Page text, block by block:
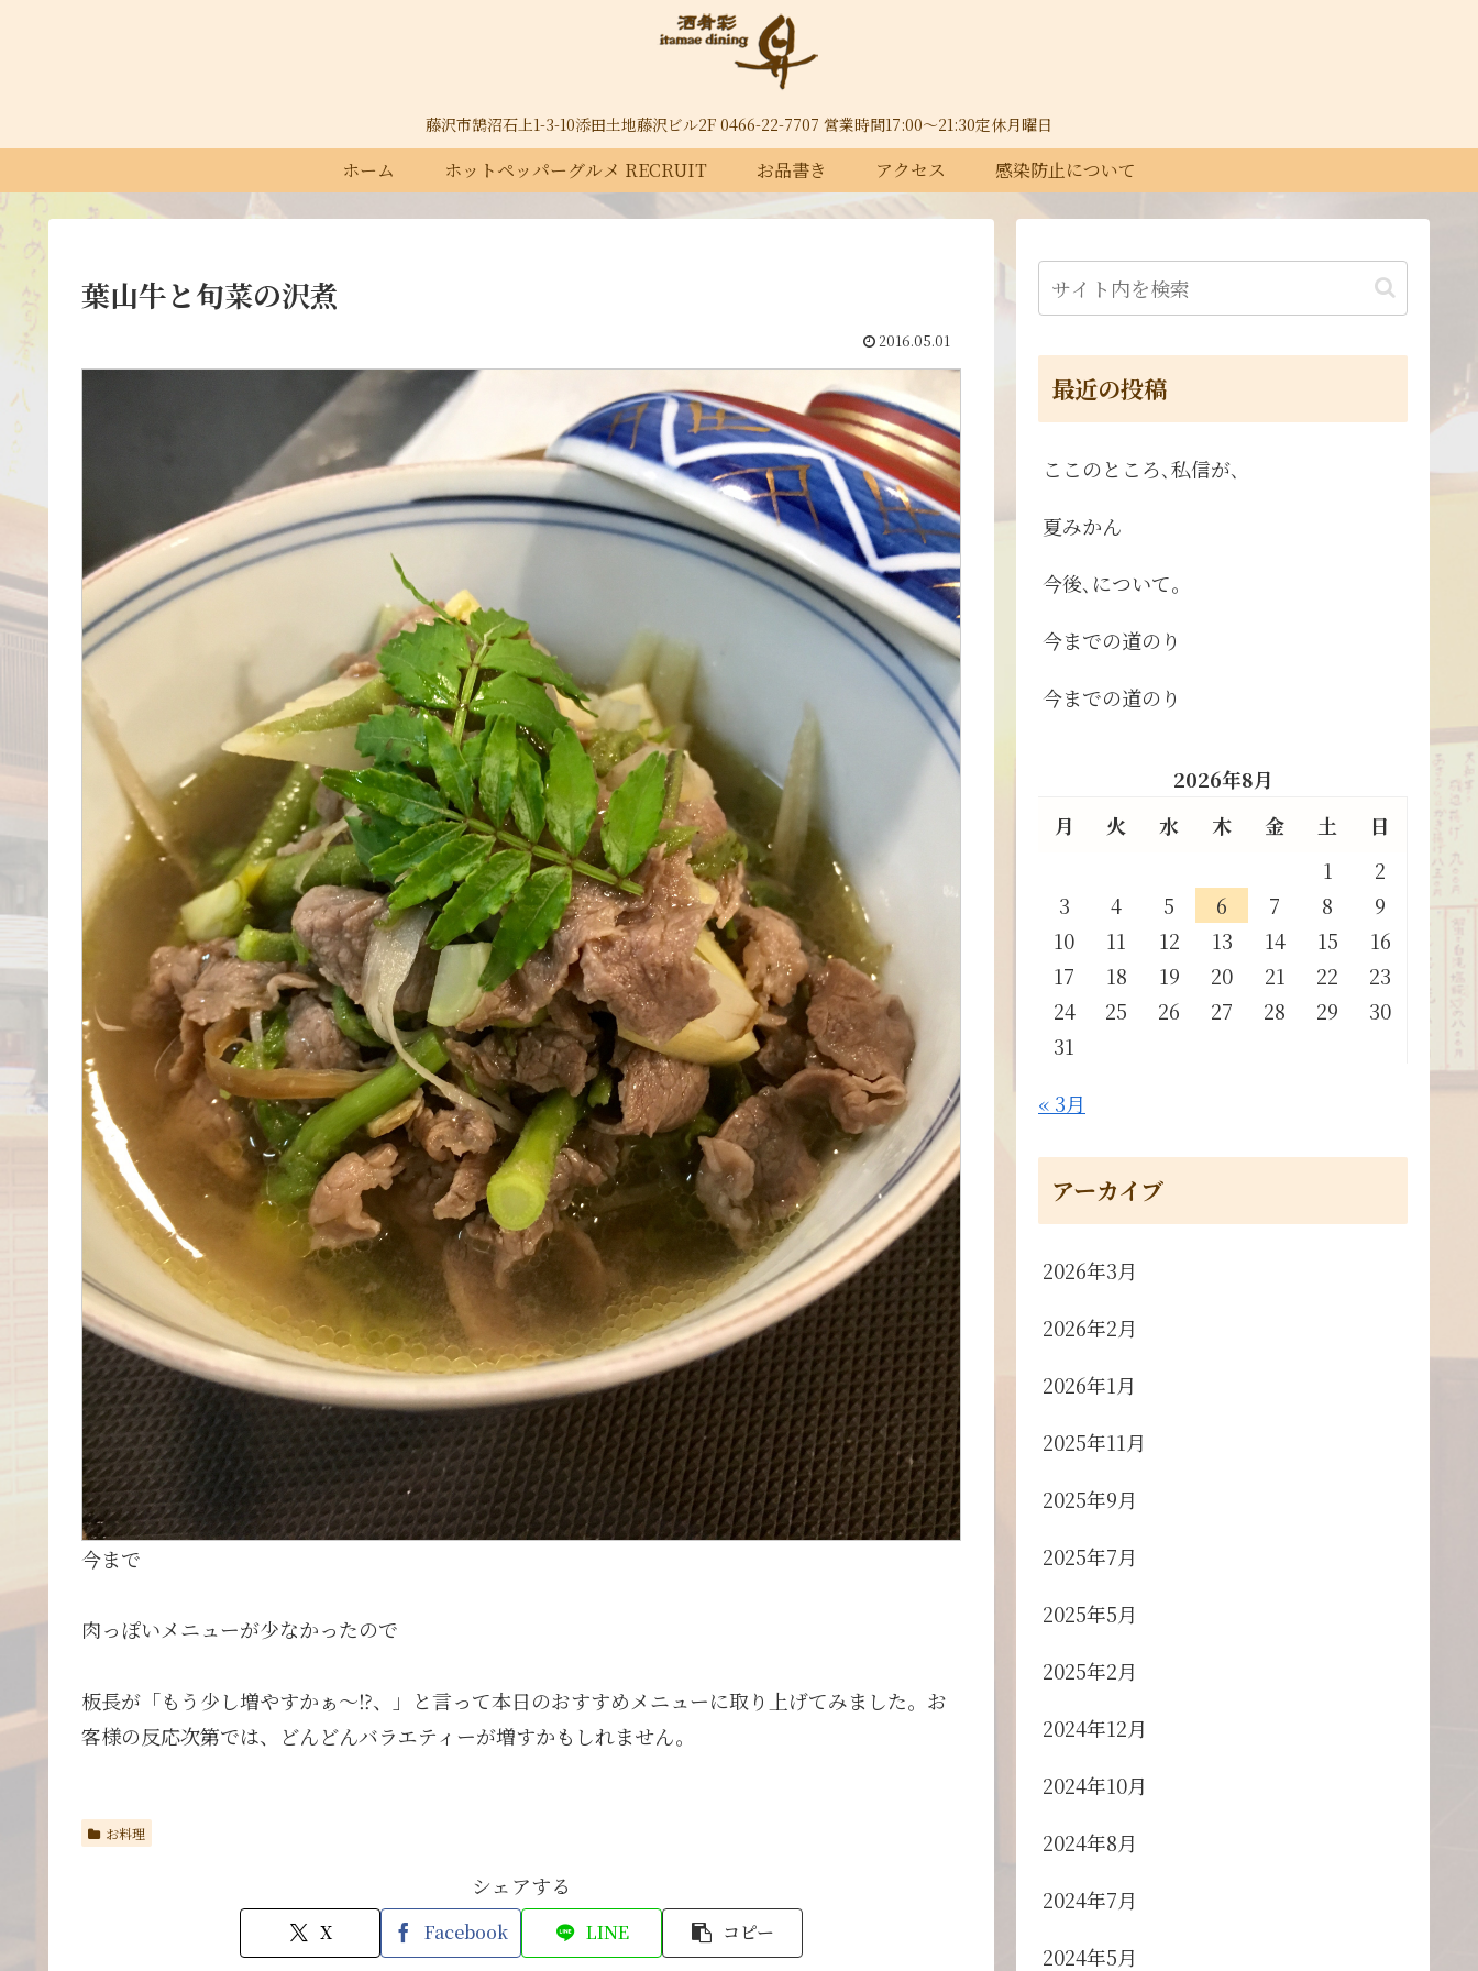
藤沢市鵠沼石上1-3-10添田土地藤沢ビル2F 0466-22-7707 営業時間17:00～21:30定休月曜日
ホーム ホットペッパーグルメ RECRUIT お品書き アクセス 感染防止について
葉山牛と旬菜の沢煮
2016.05.01
今まで
肉っぽいメニューが少なかったので
板長が「もう少し増やすかぁ〜⁉️、」と言って本日のおすすめメニューに取り上げてみました。お
客様の反応次第では、どんどんバラエティーが増すかもしれません。
お料理
シェアする
X Facebook LINE コピー
最近の投稿
ここのところ､私信が､
夏みかん
今後､について。
今までの道のり
今までの道のり
2026年8月
月
火 水 木 金 土
日
1
2
3
4 5 6 7 8
9
10
11 12 13 14 15
16
17
18 19 20 21 22
23
24
25 26 27 28 29
30
31
« 3月
アーカイブ
2026年3月
2026年2月
2026年1月
2025年11月
2025年9月
2025年7月
2025年5月
2025年2月
2024年12月
2024年10月
2024年8月
2024年7月
2024年5月